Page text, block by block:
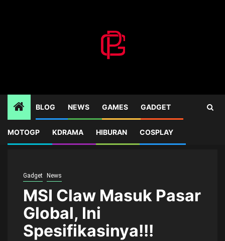
BLOG NEWS GAMES GADGET
MOTOGP KDRAMA HIBURAN COSPLAY
Home Gadget MSI Claw Masuk Pasar Global, Ini Spesifikasinya!!!
Gadget News
MSI Claw Masuk Pasar
Global, Ini
Spesifikasinya!!!